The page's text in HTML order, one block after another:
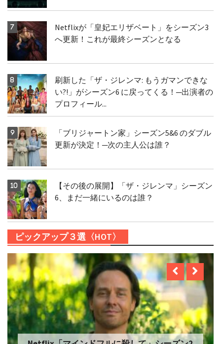
Netflixが「皇妃エリザベート」をシーズン3
へ更新！これが最終シーズンとなる
刷新した「ザ・ジレンマ: もうガマンできな
い?!」がシーズン6 に戻ってくる！─出演者の
プロフィール...
「ブリジャートン家」シーズン5&6 のダブル
更新が決定！─次の主人公は誰？
【その後の展開】「ザ・ジレンマ」シーズン
6、まだ一緒にいるのは誰？
ピックアップ３選〈HOT〉